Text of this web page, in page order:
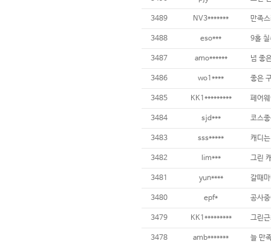
3489 NV3******* 만족
3488 eso*** 9홀
3487 amo******
3486 wo1****
3485 KK1*********
3484 sjd*** 코스
3483 sss*****
3482 lim***
3481 yun****
3480 epf*
3479 KK1*********
3478 amb******* 늘 만